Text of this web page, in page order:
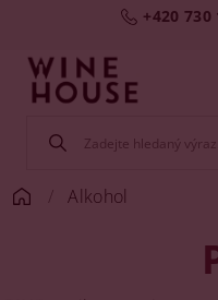
+420 730
Alkohol